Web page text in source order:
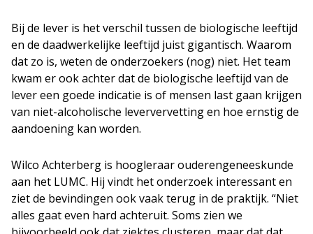
Bij de lever is het verschil tussen de biologische leeftijd
en de daadwerkelijke leeftijd juist gigantisch. Waarom
dat zo is, weten de onderzoekers (nog) niet. Het team
kwam er ook achter dat de biologische leeftijd van de
lever een goede indicatie is of mensen last gaan krijgen
van niet-alcoholische leververvetting en hoe ernstig de
aandoening kan worden.
Wilco Achterberg is hoogleraar ouderengeneeskunde
aan het LUMC. Hij vindt het onderzoek interessant en
ziet de bevindingen ook vaak terug in de praktijk. “Niet
alles gaat even hard achteruit. Soms zien we